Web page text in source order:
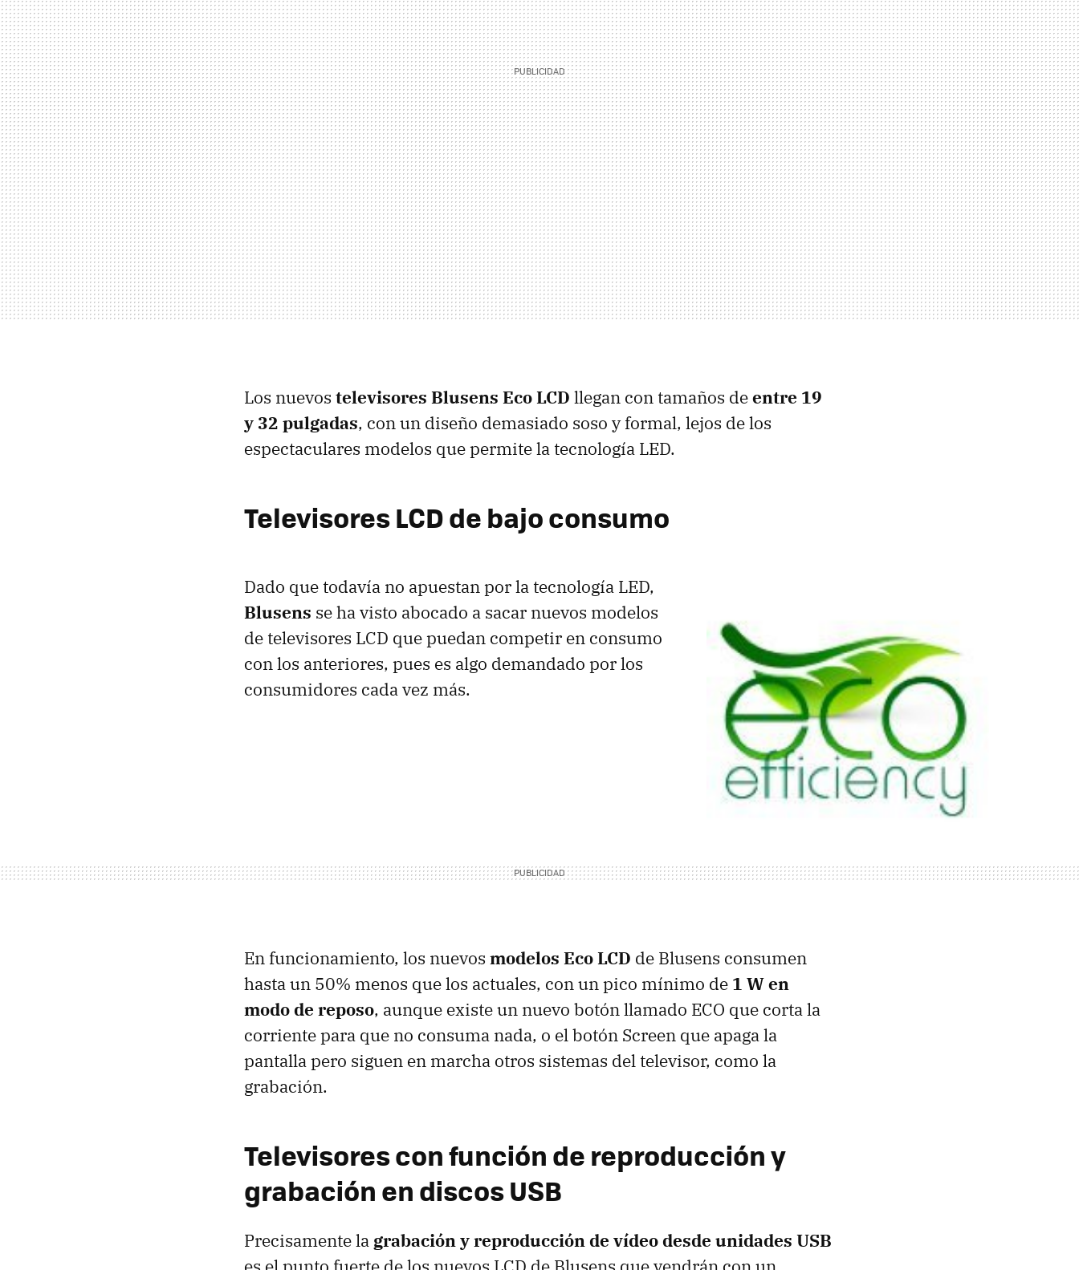
Los nuevos televisores Blusens Eco LCD llegan con tamaños deentre 19
y 32 pulgadas, con un diseño demasiado soso y formal, lejos de los
espectaculares modelos que permite la tecnología LED.
TelevisoresLCDde bajo consumo
Dado que todavía no apuestan por la tecnología LED,
Blusens se ha visto abocado a sacar nuevos modelos
de televisores LCD que puedan competir en consumo
con los anteriores, pues es algo demandado por los
consumidores cada vez más.
En funcionamiento, los nuevos modelos Eco LCD de Blusens consumen
hasta un 50% menos que los actuales, con un pico mínimo de 1 W en
modo de reposo, aunque existe un nuevo botón llamado ECO que corta la
corriente para que no consuma nada, o el botón Screen que apaga la
pantalla pero siguen en marcha otros sistemas del televisor, como la
grabación.
Televisores con función de reproducción y
grabación en discos USB
Precisamente la grabación y reproducción de vídeo desde unidades USB